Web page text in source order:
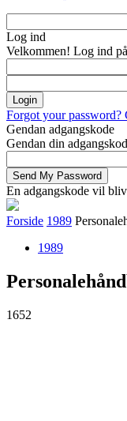
Log ind
Velkommen! Log ind
Forgot your password?
Gendan adgangskode
Gendan din
En adgangskode vil
Forside 1989
1989
1652